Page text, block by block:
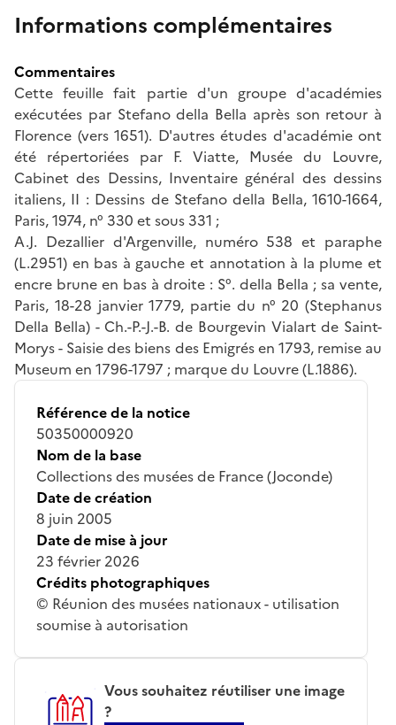
Informations complémentaires
Commentaires
Cette feuille fait partie d'un groupe d'académies
exécutées par Stefano della Bella après son retour à
Florence (vers 1651). D'autres études d'académie ont
été répertoriées par F. Viatte, Musée du Louvre,
Cabinet des Dessins, Inventaire général des dessins
italiens, II : Dessins de Stefano della Bella, 1610-1664,
Paris, 1974, n° 330 et sous 331 ;
A.J. Dezallier d'Argenville, numéro 538 et paraphe
(L.2951) en bas à gauche et annotation à la plume et
encre brune en bas à droite : S°. della Bella ; sa vente,
Paris, 18-28 janvier 1779, partie du n° 20 (Stephanus
Della Bella) - Ch.-P.-J.-B. de Bourgevin Vialart de Saint-
Morys - Saisie des biens des Emigrés en 1793, remise au
Museum en 1796-1797 ; marque du Louvre (L.1886).
Référence de la notice
50350000920
Nom de la base
Collections des musées de France (Joconde)
Date de création
8 juin 2005
Date de mise à jour
23 février 2026
Crédits photographiques
© Réunion des musées nationaux - utilisation
soumise à autorisation
Vous souhaitez réutiliser une image
?